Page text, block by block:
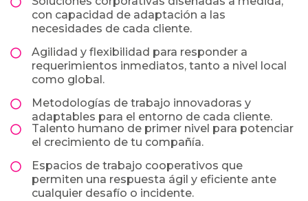
con capacidad de adaptación a las
necesidades de cada cliente.
Agilidad y flexibilidad para responder a
requerimientos inmediatos, tanto a nivel local
como global.
Metodologías de trabajo innovadoras y
adaptables para el entorno de cada cliente.
Talento humano de primer nivel para potenciar
el crecimiento de tu compañía.
Espacios de trabajo cooperativos que
permiten una respuesta ágil y eficiente ante
cualquier desafío o incidente.